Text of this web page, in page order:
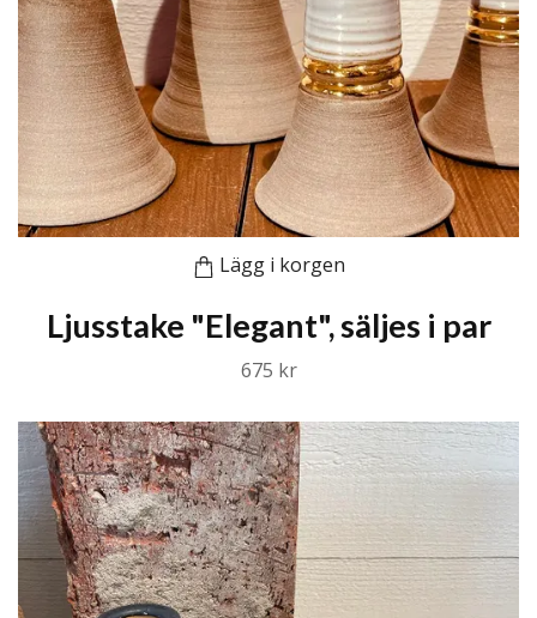
Lägg i korgen
Ljusstake "Elegant", säljes i par
675 kr